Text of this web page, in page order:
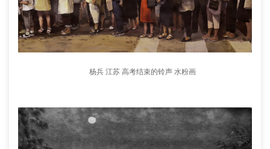
杨兵 江苏 高考结束的铃声 水粉画